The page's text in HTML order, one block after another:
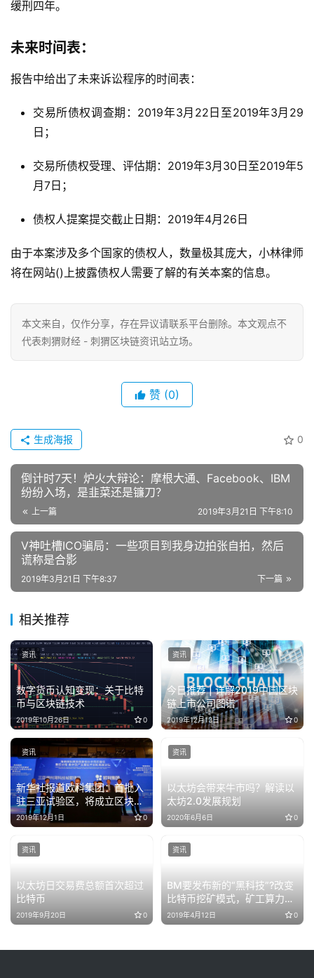
缓刑四年。
未来时间表：
报告中给出了未来诉讼程序的时间表：
交易所债权调查期：2019年3月22日至2019年3月29
日；
交易所债权受理、评估期：2019年3月30日至2019年5
月7日；
债权人提案提交截止日期：2019年4月26日
由于本案涉及多个国家的债权人，数量极其庞大，小林律师
将在网站()上披露债权人需要了解的有关本案的信息。
本文来自 ，仅作分享，存在异议请联系平台删除。本文观点不
代表刺猬财经 - 刺猬区块链资讯站立场。
赞 (0)
0
生成海报
倒计时7天！炉火大辩论：摩根大通、Facebook、IBM
纷纷入场，是韭菜还是镰刀？
上一篇 2019年3月21日 下午8:10
V神吐槽ICO骗局：一些项目到我身边拍张自拍，然后
谎称是合影
下一篇
2019年3月21日 下午8:37
相关推荐
数字货币认知变现：关于比特
币与区块链技术
2019年10月26日 0
资讯
今日推荐 | 详解2019中国区块
链上市公司图谱
2019年12月13日 0
资讯
新华社报道欧科集团：首批入
驻三亚试验区，将成立区块链
离岸数字资产交易实验室
2019年12月1日 0
资讯
以太坊会带来牛市吗？解读以
太坊2.0发展规划
2020年6月6日 0
资讯
以太坊日交易费总额首次超过
比特币
2019年9月20日 0
资讯
BM要发布新的“黑科技”?改变
比特币挖矿模式，矿工算力优
势可能将不复存在
2019年4月12日 0
资讯